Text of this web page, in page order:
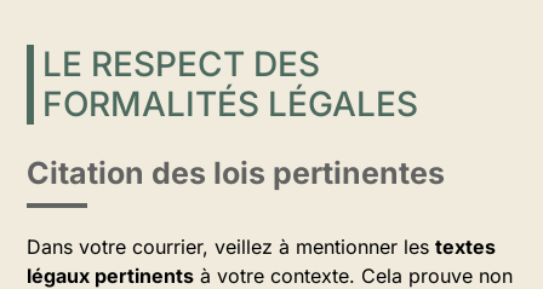
LE RESPECT DES
FORMALITÉS LÉGALES
Citation des lois pertinentes
Dans votre courrier, veillez à mentionner les textes
légaux pertinents à votre contexte. Cela prouve non